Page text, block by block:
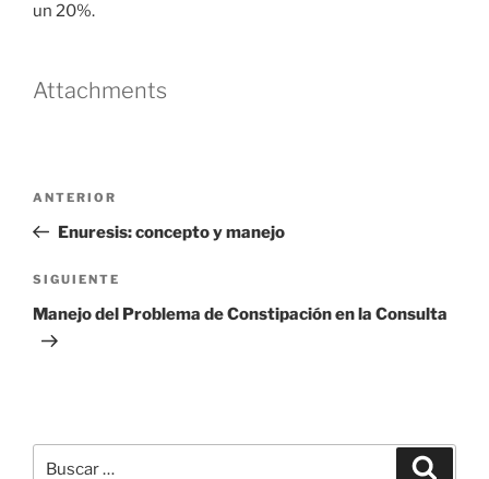
un 20%.
Attachments
entradas
Entrada
anterior
ANTERIOR
Enuresis: concepto y manejo
Siguiente
entrada
SIGUIENTE
Manejo del Problema de Constipación en la Consulta